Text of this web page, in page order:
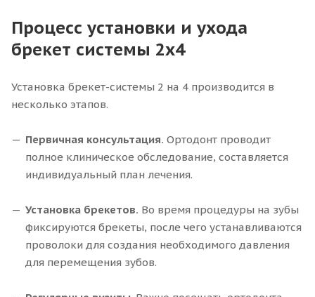
Процесс установки и ухода
брекет системы 2х4
Установка брекет-системы 2 на 4 производится в
несколько этапов.
Первичная консультация. Ортодонт проводит
полное клиническое обследование, составляется
индивидуальный план лечения.
Установка брекетов. Во время процедуры на зубы
фиксируются брекеты, после чего устанавливаются
проволоки для создания необходимого давления
для перемещения зубов.